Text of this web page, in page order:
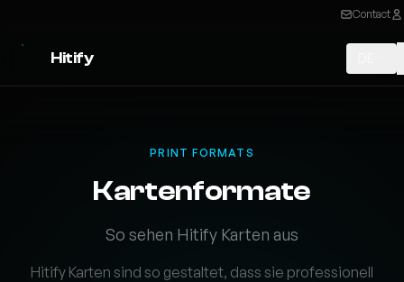
Contact
Hitify
PRINT FORMATS
Kartenformate
So sehen Hitify Karten aus
Hitify Karten sind so gestaltet, dass sie professionell